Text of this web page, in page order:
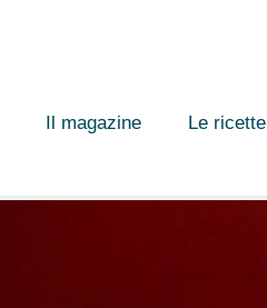
Il magazine Le ricette